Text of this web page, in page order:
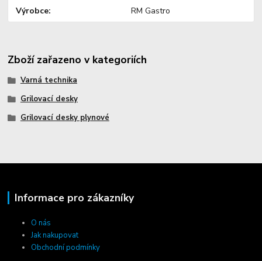
Výrobce RM Gastro
Zboží zařazeno v kategoriích
Varná technika
Grilovací desky
Grilovací desky plynové
Informace pro zákazníky
O nás
Jak nakupovat
Obchodní podmínky